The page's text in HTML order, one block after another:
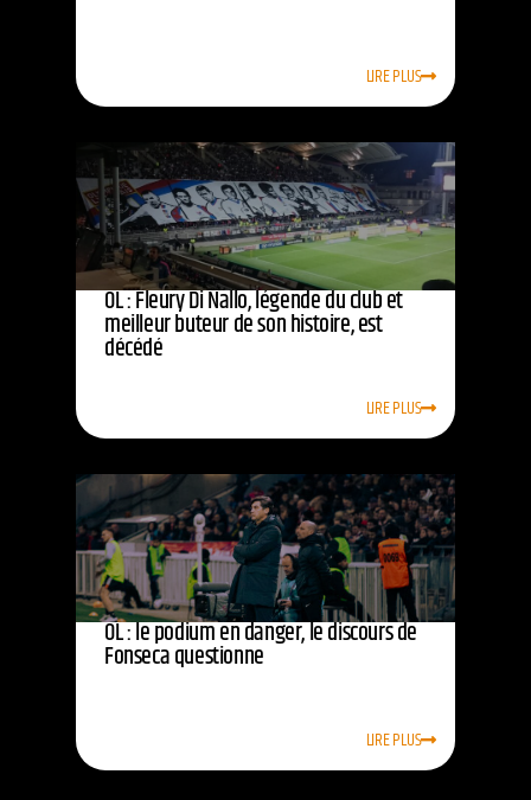
LIRE PLUS
OL : Fleury Di Nallo, légende du club et
meilleur buteur de son histoire, est
décédé
LIRE PLUS
OL : le podium en danger, le discours de
Fonseca questionne
LIRE PLUS